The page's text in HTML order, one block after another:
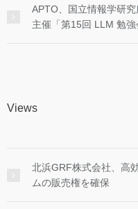
APTO、国立情報学研
主催「第15回 LLM 勉
Views
北浜GRF株式会社、高
ムの販売権を確保